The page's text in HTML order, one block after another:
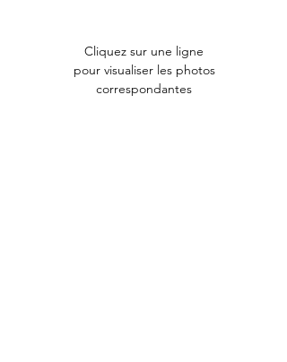
Cliquez sur une ligne
pour visualiser les photos
correspondantes